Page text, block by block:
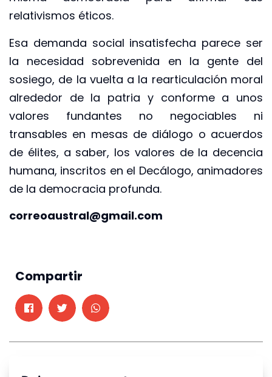
relativismos éticos.
Esa demanda social insatisfecha parece ser
la necesidad sobrevenida en la gente del
sosiego, de la vuelta a la rearticulación moral
alrededor de la patria y conforme a unos
valores fundantes no negociables ni
transables en mesas de diálogo o acuerdos
de élites, a saber, los valores de la decencia
humana, inscritos en el Decálogo, animadores
de la democracia profunda.
correoaustral@gmail.com
Compartir